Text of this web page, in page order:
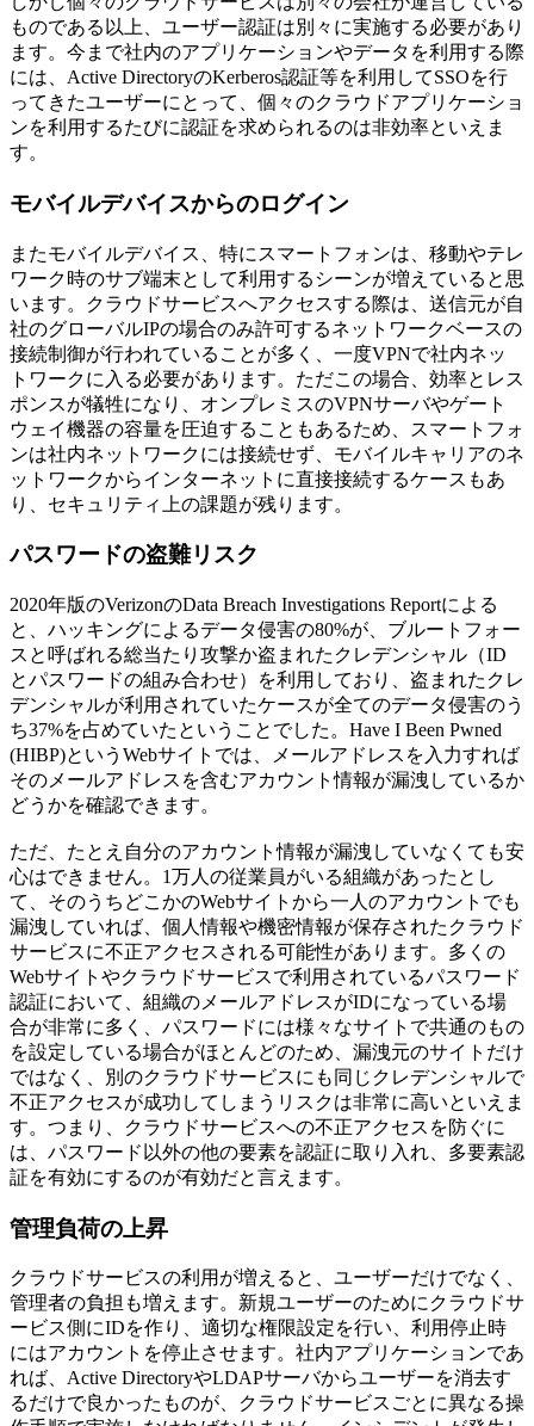
ものである以上、ユーザー認証は別々に実施する必要があり
ます。今まで社内のアプリケーションやデータを利用する際
には、Active DirectoryのKerberos認証等を利用してSSOを行
ってきたユーザーにとって、個々のクラウドアプリケーショ
ンを利用するたびに認証を求められるのは非効率といえま
す。
モバイルデバイスからのログイン
またモバイルデバイス、特にスマートフォンは、移動やテレ
ワーク時のサブ端末として利用するシーンが増えていると思
います。クラウドサービスへアクセスする際は、送信元が自
社のグローバルIPの場合のみ許可するネットワークベースの
接続制御が行われていることが多く、一度VPNで社内ネッ
トワークに入る必要があります。ただこの場合、効率とレス
ポンスが犠牲になり、オンプレミスのVPNサーバやゲート
ウェイ機器の容量を圧迫することもあるため、スマートフォ
ンは社内ネットワークには接続せず、モバイルキャリアのネ
ットワークからインターネットに直接接続するケースもあ
り、セキュリティ上の課題が残ります。
パスワードの盗難リスク
2020年版のVerizonのData Breach Investigations Reportによる
と、ハッキングによるデータ侵害の80%が、ブルートフォー
スと呼ばれる総当たり攻撃か盗まれたクレデンシャル（ID
とパスワードの組み合わせ）を利用しており、盗まれたクレ
デンシャルが利用されていたケースが全てのデータ侵害のう
ち37%を占めていたということでした。Have I Been Pwned
(HIBP)というWebサイトでは、メールアドレスを入力すれば
そのメールアドレスを含むアカウント情報が漏洩しているか
どうかを確認できます。
ただ、たとえ自分のアカウント情報が漏洩していなくても安
心はできません。1万人の従業員がいる組織があったとし
て、そのうちどこかのWebサイトから一人のアカウントでも
漏洩していれば、個人情報や機密情報が保存されたクラウド
サービスに不正アクセスされる可能性があります。多くの
Webサイトやクラウドサービスで利用されているパスワード
認証において、組織のメールアドレスがIDになっている場
合が非常に多く、パスワードには様々なサイトで共通のもの
を設定している場合がほとんどのため、漏洩元のサイトだけ
ではなく、別のクラウドサービスにも同じクレデンシャルで
不正アクセスが成功してしまうリスクは非常に高いといえま
す。つまり、クラウドサービスへの不正アクセスを防ぐに
は、パスワード以外の他の要素を認証に取り入れ、多要素認
証を有効にするのが有効だと言えます。
管理負荷の上昇
クラウドサービスの利用が増えると、ユーザーだけでなく、
管理者の負担も増えます。新規ユーザーのためにクラウドサ
ービス側にIDを作り、適切な権限設定を行い、利用停止時
にはアカウントを停止させます。社内アプリケーションであ
れば、Active DirectoryやLDAPサーバからユーザーを消去す
るだけで良かったものが、クラウドサービスごとに異なる操